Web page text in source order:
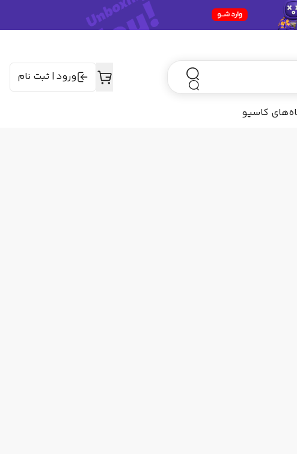
ورود | ثبت نام
کاسیو